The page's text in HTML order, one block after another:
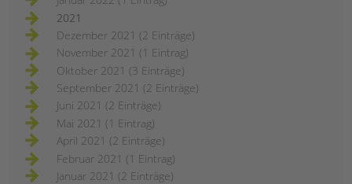
2021
Dezember 2021 (2 Einträge)
November 2021 (1 Eintrag)
Oktober 2021 (3 Einträge)
September 2021 (2 Einträge)
Juni 2021 (2 Einträge)
Mai 2021 (1 Eintrag)
April 2021 (2 Einträge)
Februar 2021 (1 Eintrag)
Januar 2021 (2 Einträge)